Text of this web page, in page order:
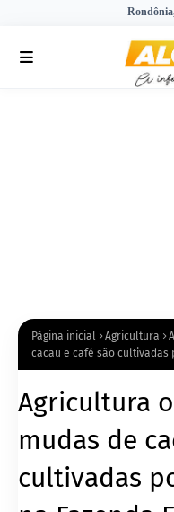
Página inicial Agricultura
cacau e café são cultivadas
Agricultura
mudas de
cultivadas